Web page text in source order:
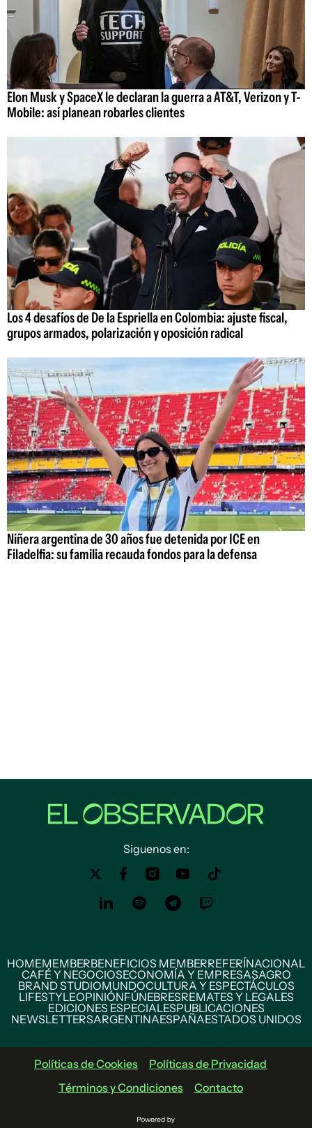
Elon Musk y SpaceX le declaran la guerra a AT&T, Verizon y T-
Mobile: así planean robarles clientes
Los 4 desafíos de De la Espriella en Colombia: ajuste fiscal,
grupos armados, polarización y oposición radical
Niñera argentina de 30 años fue detenida por ICE en
Filadelfia: su familia recauda fondos para la defensa
Siguenos en:
HOMEMEMBERBENEFICIOS MEMBERREFERÍNACIONAL
CAFÉ Y NEGOCIOSECONOMÍA Y EMPRESASAGRO
BRAND STUDIOMUNDOCULTURA Y ESPECTÁCULOS
LIFESTYLEOPINIÓNFÚNEBRESREMATES Y LEGALES
EDICIONES ESPECIALESPUBLICACIONES
NEWSLETTERSARGENTINAESPAÑAESTADOS UNIDOS
Políticas de Cookies
Políticas de Privacidad
Términos y Condiciones
Contacto